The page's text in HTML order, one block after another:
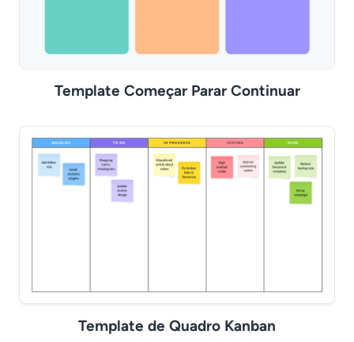
Template Começar Parar Continuar
Template de Quadro Kanban